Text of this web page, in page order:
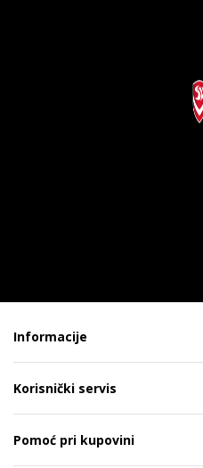
Informacije
Korisnički servis
Pomoć pri kupovini